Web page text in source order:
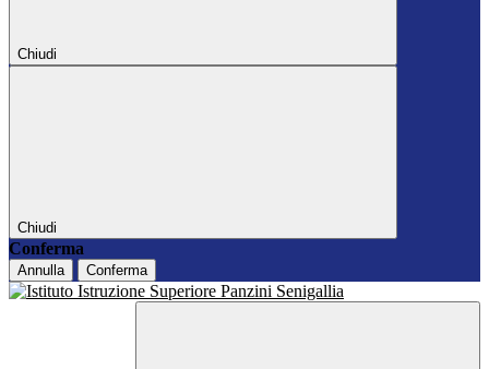
Chiudi
Chiudi
Conferma
Annulla Conferma